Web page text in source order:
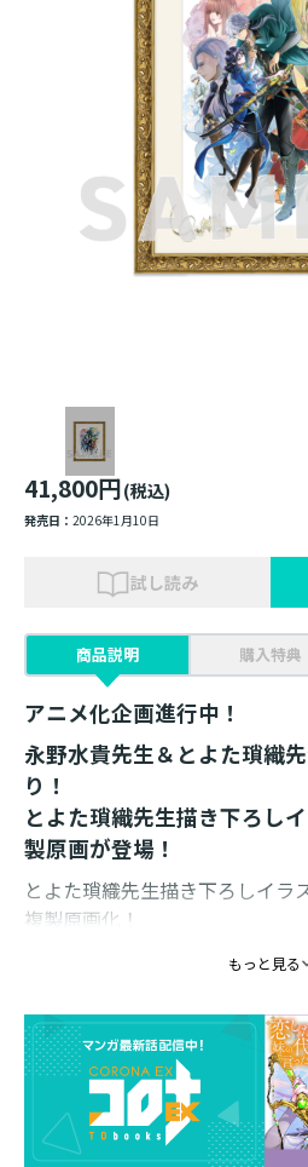
41,800円(税込)
発売日： 2026年1月10日
試し読み
商品説明 購入特典
アニメ化企画進行中！
永野水貴先生＆とよた瑣織
り！
とよた瑣織先生描き下ろし
製原画が登場！
とよた瑣織先生描き下ろしイラ
複製原画化！
通常の印刷とは異なる、美しい
※【額装なし】の販売はござい
※複製サインはアクリル面に入
仕様：高品位美術印刷複製原画
もっと見る